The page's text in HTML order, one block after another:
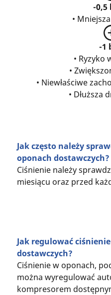
-0,5
•
-1
• Ryzyko
•
• Niewłaściwe
• Dłuższa
Jak często należy
oponach dostawczych?
Ciśnienie należy
miesiącu oraz przed
Jak regulować
dostawczych?
Ciśnienie w oponach,
można wyregulować
kompresorem